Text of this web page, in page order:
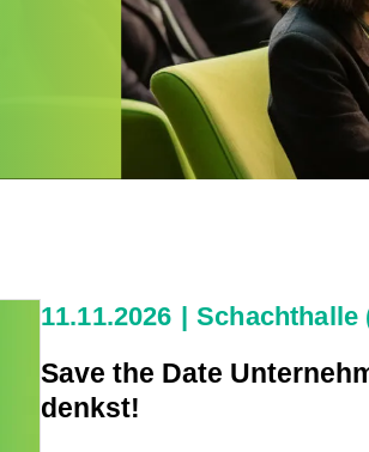
11.11.2026
Schachthalle
Save the Date
denkst!